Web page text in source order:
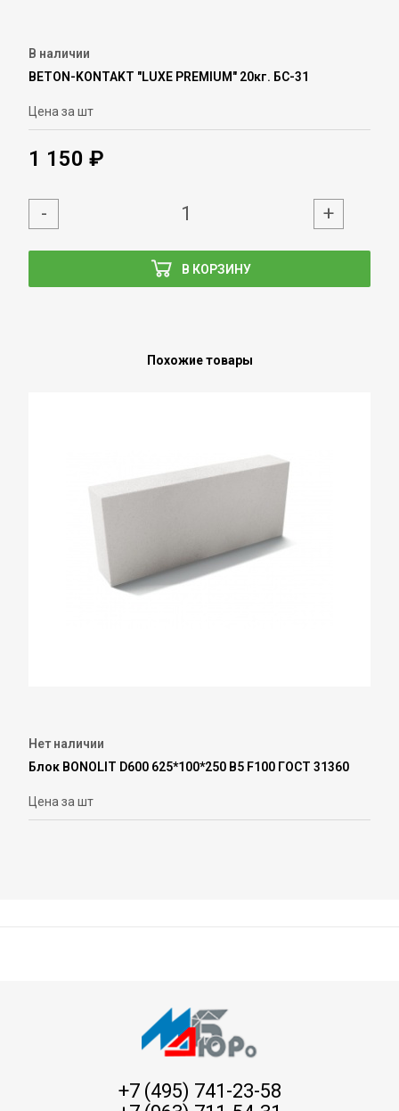
В наличии
BETON-KONTAKT "LUXE PREMIUM" 20кг. БС-31
Цена за шт
1 150 ₽
В КОРЗИНУ
- +
Похожие товары
Нет наличии
Блок BONOLIT D600 625*100*250 В5 F100 ГОСТ 31360
Цена за шт
+7 (495) 741-23-58